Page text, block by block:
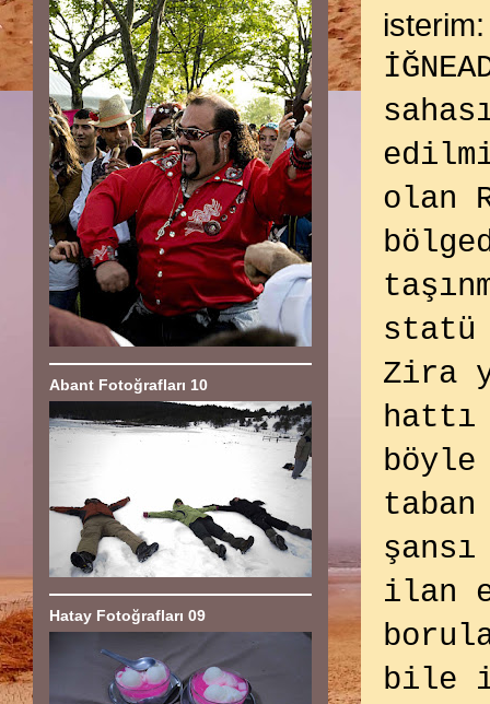
isterim:
olan
statü
Zira
hattı
böyle
ilan
bile
Abant Fotoğrafları 10
Hatay Fotoğrafları 09